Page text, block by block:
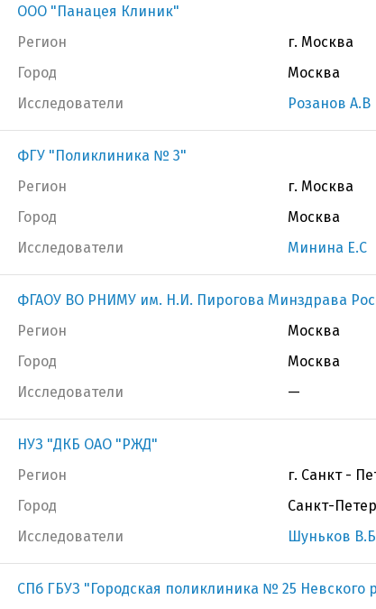
ООО "Панацея Клиник"
Регион
г. Москва
Город
Москва
Исследователи
Розанов А.В
ФГУ "Поликлиника № 3"
Регион
г. Москва
Город
Москва
Исследователи
Минина Е.С
ФГАОУ ВО РНИМУ им. Н.И. Пирогова Минздрава
Регион
Москва
Город
Москва
Исследователи
—
НУЗ "ДКБ ОАО "РЖД"
Регион
г. Санкт -
Город
Санкт-
Исследователи
Шуньков В.Б
СПб ГБУЗ "Городская поликлиника № 25 Невского